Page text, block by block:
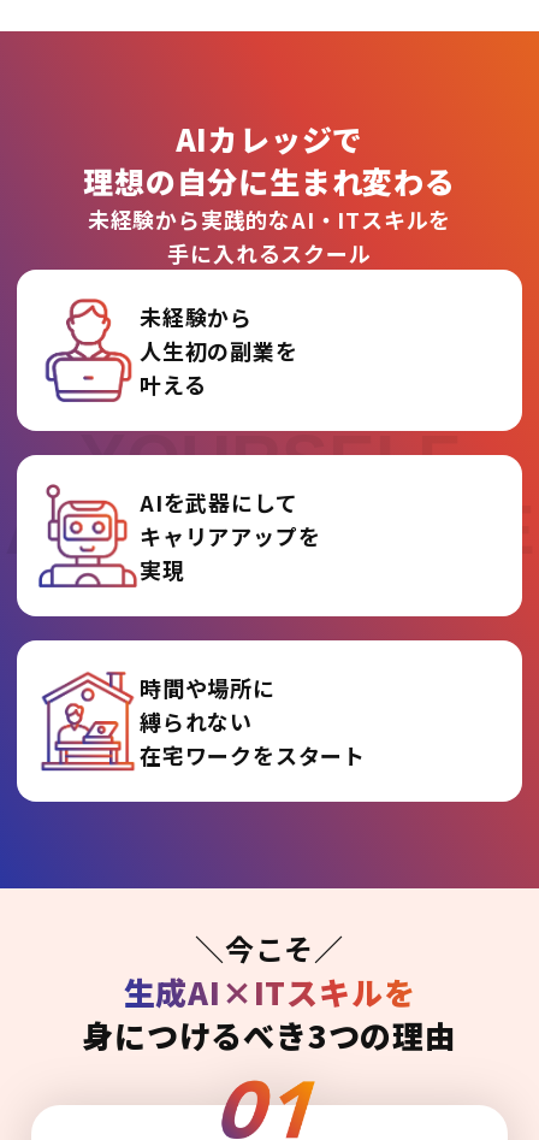
REINVENT
YOURSELF
AT AI COLLEGE
AIカレッジで
理想の自分に生まれ変わる
未経験から実践的なAI・ITスキルを
手に入れるスクール
未経験から
人生初の副業を
叶える
AIを武器にして
キャリアアップを
実現
時間や場所に
縛られない
在宅ワークをスタート
＼今こそ／
生成AI×ITスキルを
身につけるべき3つの理由